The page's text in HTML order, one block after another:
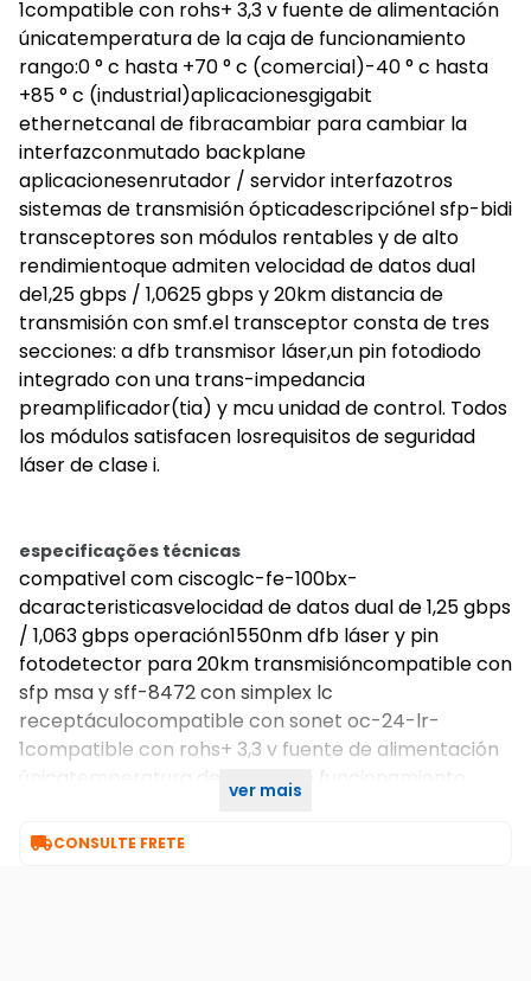
1compatible con rohs+ 3,3 v fuente de alimentación
únicatemperatura de la caja de funcionamiento
rango:0 ° c hasta +70 ° c (comercial)-40 ° c hasta
+85 ° c (industrial)aplicacionesgigabit
ethernetcanal de fibracambiar para cambiar la
interfazconmutado backplane
aplicacionesenrutador / servidor interfazotros
sistemas de transmisión ópticadescripciónel sfp-bidi
transceptores son módulos rentables y de alto
rendimientoque admiten velocidad de datos dual
de1,25 gbps / 1,0625 gbps y 20km distancia de
transmisión con smf.el transceptor consta de tres
secciones: a dfb transmisor láser,un pin fotodiodo
integrado con una trans-impedancia
preamplificador(tia) y mcu unidad de control. Todos
los módulos satisfacen losrequisitos de seguridad
láser de clase i.
especificações técnicas
compativel com ciscoglc-fe-100bx-
dcaracteristicasvelocidad de datos dual de 1,25 gbps
/ 1,063 gbps operación1550nm dfb láser y pin
fotodetector para 20km transmisióncompatible con
sfp msa y sff-8472 con simplex lc
receptáculocompatible con sonet oc-24-lr-
1compatible con rohs+ 3,3 v fuente de alimentación
únicatemperatura de la caja de funcionamiento
ver mais
CONSULTE FRETE